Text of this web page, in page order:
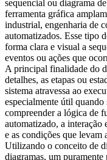
sequencial ou diagrama
ferramenta gráfica
industrial, engenharia de
automatizados. Esse tipo
forma clara e visual a
eventos ou ações que
A principal finalidade do
detalhes, as etapas ou
sistema atravessa ao
especialmente útil quando
compreender a lógica de
automatizado, a interação
e as condições que levam
Utilizando o conceito de
diagramas, um puramente